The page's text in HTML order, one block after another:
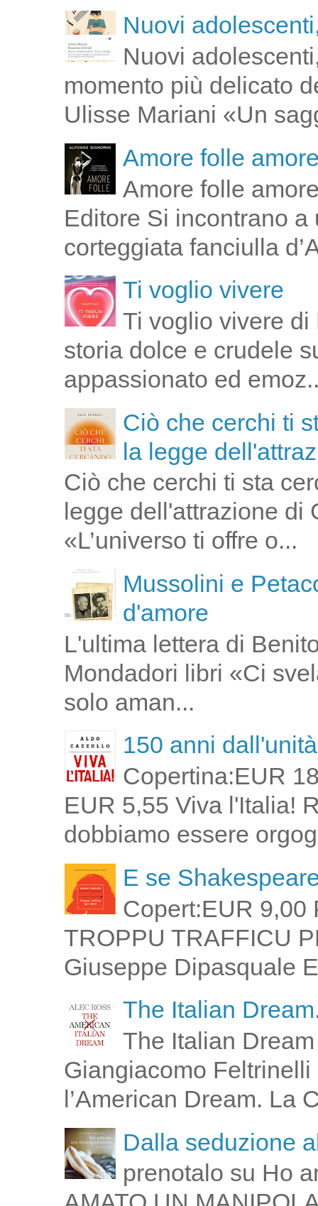
Nuovi
Nuovi
momento più delicato
Ulisse Mariani «Un
Amore folle
Amore folle
Editore Si incontrano
corteggiata fanciulla
Ti voglio vivere
Ti voglio vivere
storia dolce e crudele
appassionato ed
Ciò che cerchi ti
la legge
Ciò che cerchi ti sta
legge dell'attrazione
«L’universo ti offre o...
Mussolini e
d'amore
L'ultima lettera di
Mondadori libri «Ci
solo aman...
150 anni
Copertina:EUR
EUR 5,55 Viva l'Italia!
dobbiamo essere
E se
Copert:EUR 9,00
TROPPU TRAFFICU
Giuseppe Dipasquale
The Italian
The Italian
Giangiacomo
l’American Dream. La
Dalla seduzione
prenotalo su Ho